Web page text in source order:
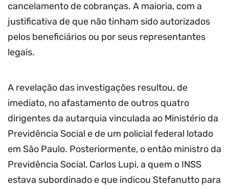
cancelamento de cobranças. A maioria, com a
justificativa de que não tinham sido autorizados
pelos beneficiários ou por seus representantes
legais.
A revelação das investigações resultou, de
imediato, no afastamento de outros quatro
dirigentes da autarquia vinculada ao Ministério da
Previdência Social e de um policial federal lotado
em São Paulo. Posteriormente, o então ministro da
Previdência Social, Carlos Lupi, a quem o INSS
estava subordinado e que indicou Stefanutto para